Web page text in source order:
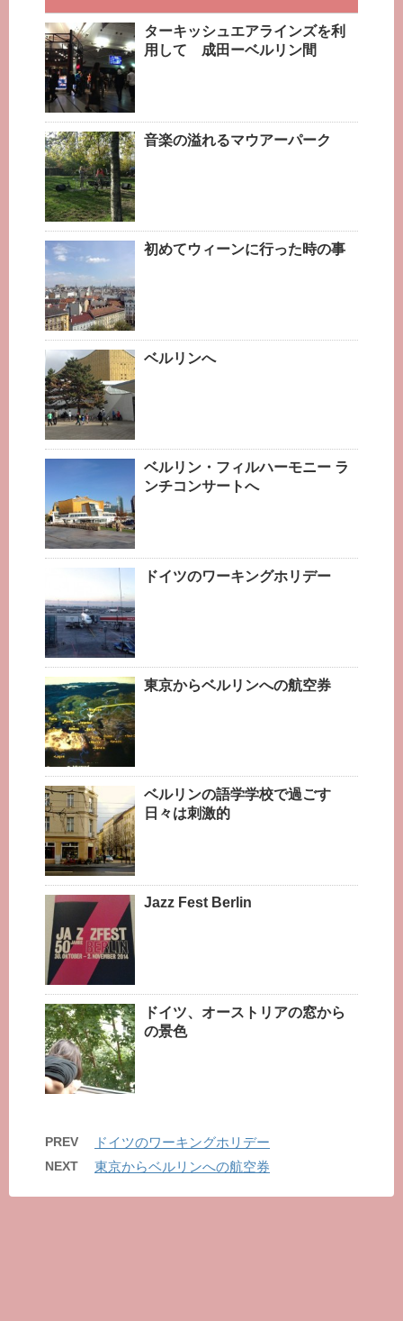
ターキッシュエアラインズを利
用して 成田ーベルリン間
音楽の溢れるマウアーパーク
初めてウィーンに行った時の事
ベルリンへ
ベルリン・フィルハーモニー ラ
ンチコンサートへ
ドイツのワーキングホリデー
東京からベルリンへの航空券
ベルリンの語学学校で過ごす
日々は刺激的
Jazz Fest Berlin
ドイツ、オーストリアの窓から
の景色
PREV ドイツのワーキングホリデー
NEXT 東京からベルリンへの航空券